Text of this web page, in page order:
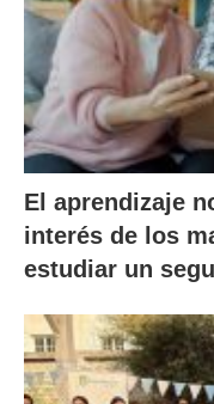
El aprendizaje
interés de los
estudiar un